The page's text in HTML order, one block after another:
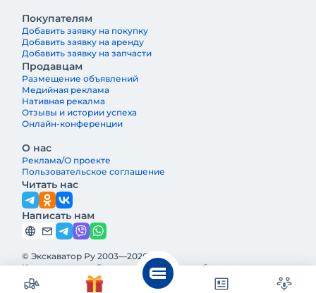
Покупателям
Добавить заявку на покупку
Добавить заявку на аренду
Добавить заявку на запчасти
Продавцам
Размещение объявлений
Медийная реклама
Нативная рекалма
Отзывы и истории успеха
Онлайн-конференции
О нас
Реклама/О проекте
Пользовательское соглашение
Читать нас
Написать нам
© Экскаватор Ру 2003—2026
Интернет-журнал Строительная техника и оборудование —
ведущее издание о строительной технике и оборудовании в
России. Реклама и информация на Экскаватор.Ру